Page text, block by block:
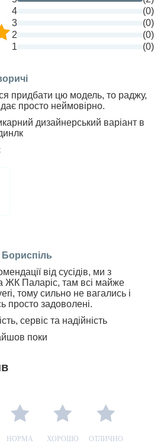
4
(0)
3
(0)
2
(0)
1
(0)
придбати цю модель, то раджу,
просто неймовірно.
дизайнерський варіант в
Бориспіль
від сусідів, ми з
ЖК Паларіс, там всі майже
тому сильно не вагались і
просто задоволені.
сервіс та надійність
поки
НОРМА ХОРОШО ОТЛИЧНО